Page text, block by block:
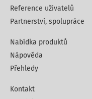
Reference uživatelů
Partnerství, spolupráce
Nabídka produktů
Nápověda
Přehledy
Kontakt